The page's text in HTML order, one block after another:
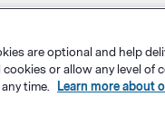
網站地圖 繁體中文
are optional and help
or allow any level of
time.
Learn more about